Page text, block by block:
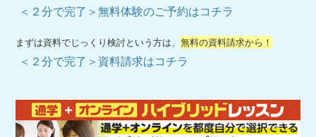
＜２分で完了＞無料体験のご予約はコチラ
まずは資料でじっくり検討という方は、無料の資料請求から！
＜２分で完了＞資料請求はコチラ